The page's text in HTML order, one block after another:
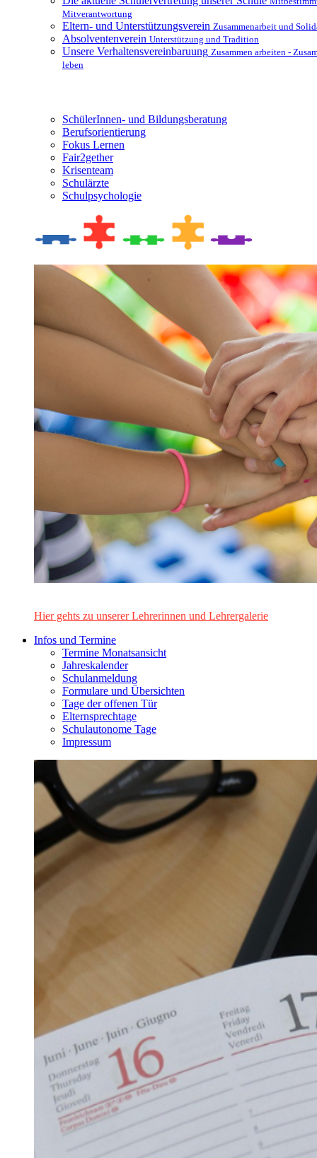
Mitverantwortung
Eltern- und Unterstützungsverein Zusammenarbeit und
Absolventenverein Unterstützung und Tradition
Unsere Verhaltensvereinbaruung Zusammen arbeiten -
leben
SchülerInnen- und Bildungsberatung
Berufsorientierung
Fokus Lernen
Fair2gether
Krisenteam
Schulärzte
Schulpsychologie
Hier gehts zu unserer Lehrerinnen und Lehrergalerie
Infos und Termine
Termine Monatsansicht
Jahreskalender
Schulanmeldung
Formulare und Übersichten
Tage der offenen Tür
Elternsprechtage
Schulautonome Tage
Impressum